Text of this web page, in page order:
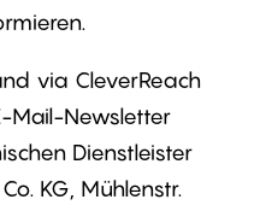
via CleverReach
Mail-Newsletter
Dienstleister
KG, Mühlenstr.